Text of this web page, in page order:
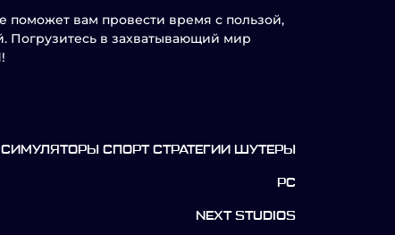
поможет вам провести время с пользой,
Погрузитесь в захватывающий мир
СПОРТ СТРАТЕГИИ ШУТЕРЫ
PC
NEXT STUDIOS